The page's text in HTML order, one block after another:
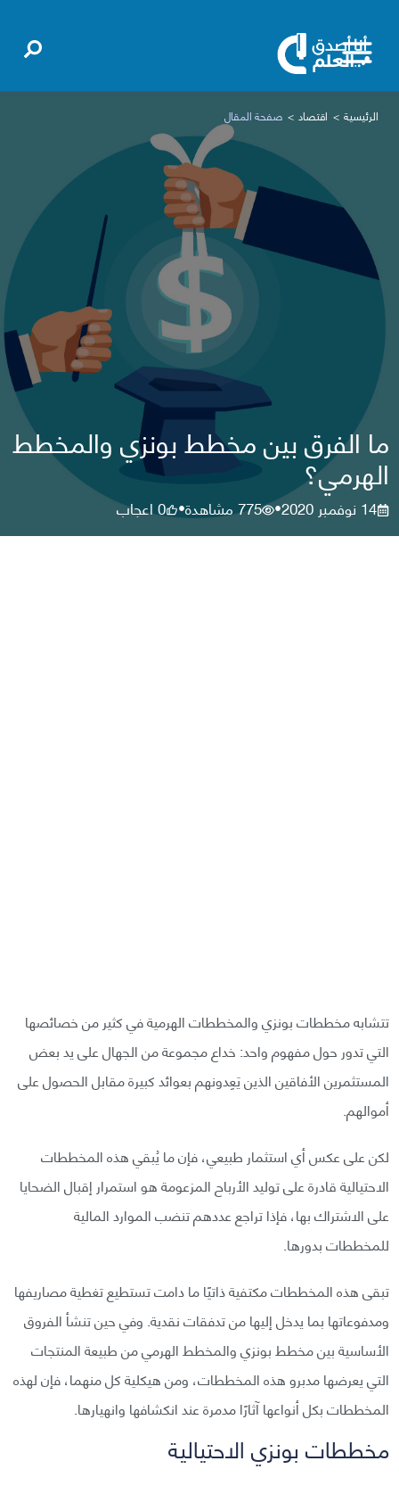
الرئيسية اقتصاد صفحة المقال
ما الفرق بين مخطط بونزي والمخطط
الهرمي؟
14 نوفمبر 2020 •
775مشاهدة•
0اعجاب
تتشابه مخططات بونزي والمخططات الهرمية في كثير من خصائصها
التي تدور حول مفهوم واحد: خداع مجموعة من الجهال على يد بعض
المستثمرين الأفاقين الذين يَعِدونهم بعوائد كبيرة مقابل الحصول على
أموالهم.
لكن على عكس أي استثمار طبيعي، فإن ما يُبقي هذه المخططات
الاحتيالية قادرة على توليد الأرباح المزعومة هو استمرار إقبال الضحايا
على الاشتراك بها، فإذا تراجع عددهم تنضب الموارد المالية
للمخططات بدورها.
تبقى هذه المخططات مكتفية ذاتيًا ما دامت تستطيع تغطية مصاريفها
ومدفوعاتها بما يدخل إليها من تدفقات نقدية. وفي حين تنشأ الفروق
الأساسية بين مخطط بونزي والمخطط الهرمي من طبيعة المنتجات
التي يعرضها مدبرو هذه المخططات، ومن هيكلية كل منهما، فإن لهذه
المخططات بكل أنواعها آثارًا مدمرة عند انكشافها وانهيارها.
مخططات بونزي الاحتيالية